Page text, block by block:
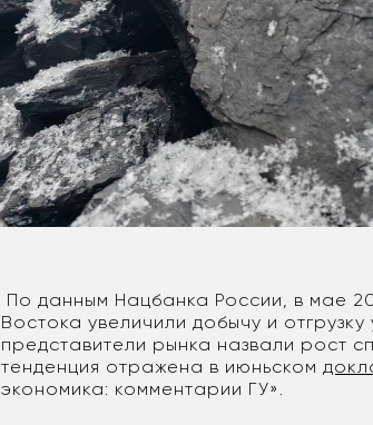
По данным Нацбанка России, в мае
Востока увеличили добычу и
представители рынка назвали рост
тенденция отражена в июньском
экономика: комментарии ГУ».